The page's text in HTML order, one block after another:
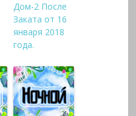
Дом-2 После
Заката от 16
января 2018
года.